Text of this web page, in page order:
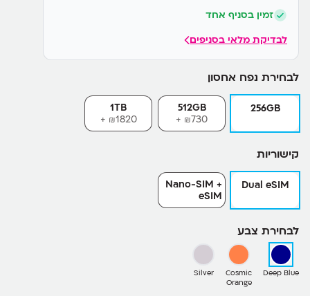
זמין בסניף אחד
לבדיקת מלאי בסניפים
לבחירת נפח אחסון
256GB
512GB
₪730+
1TB
₪1820+
קישוריות
Dual eSIM
Nano-SIM +
eSIM
לבחירת צבע
Deep Blue
Cosmic
Orange
Silver